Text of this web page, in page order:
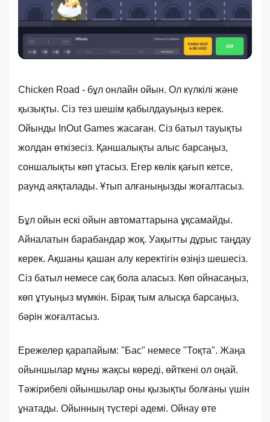
Chicken Road - бұл онлайн ойын. Ол күлкілі және
қызықты. Сіз тез шешім қабылдауыңыз керек.
Ойынды InOut Games жасаған. Сіз батыл тауықты
жолдан өткізесіз. Қаншалықты алыс барсаңыз,
соншалықты көп ұтасыз. Егер көлік қағып кетсе,
раунд аяқталады. Ұтып алғаныңызды жоғалтасыз.
Бұл ойын ескі ойын автоматтарына ұқсамайды.
Айналатын барабандар жоқ. Уақытты дұрыс таңдау
керек. Ақшаны қашан алу керектігін өзіңіз шешесіз.
Сіз батыл немесе сақ бола аласыз. Көп ойнасаңыз,
көп ұтуыңыз мүмкін. Бірақ тым алысқа барсаңыз,
бәрін жоғалтасыз.
Ережелер қарапайым: "Бас" немесе "Тоқта". Жаңа
ойыншылар мұны жақсы көреді, өйткені ол оңай.
Тәжірибелі ойыншылар оны қызықты болғаны үшін
ұнатады. Ойынның түстері әдемі. Ойнау өте